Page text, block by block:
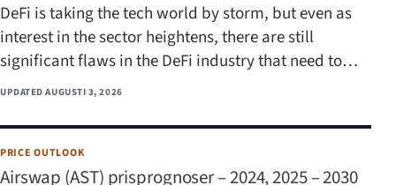
DeFi is taking the tech world by storm, but even as
interest in the sector heightens, there are still
significant flaws in the DeFi industry that need to…
UPDATEDAUGUSTI 3, 2026
PRICE OUTLOOK
Airswap (AST) prisprognoser – 2024, 2025 – 2030